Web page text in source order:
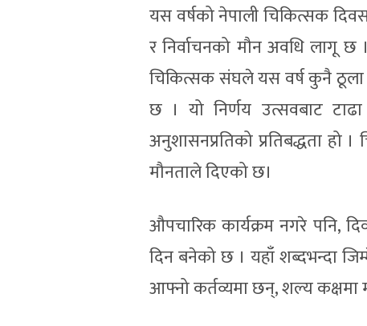
यस वर्षको नेपाली चिकित्सक
र निर्वाचनको मौन अवधि लागू छ
चिकित्सक संघले यस वर्ष कुनै ठूला
छ । यो निर्णय उत्सवबाट
अनुशासनप्रतिको प्रतिबद्धता
मौनताले दिएको छ।
औपचारिक कार्यक्रम नगरे पनि,
दिन बनेको छ । यहाँ शब्दभन्दा
आफ्नो कर्तव्यमा छन्, शल्य कक्षमा